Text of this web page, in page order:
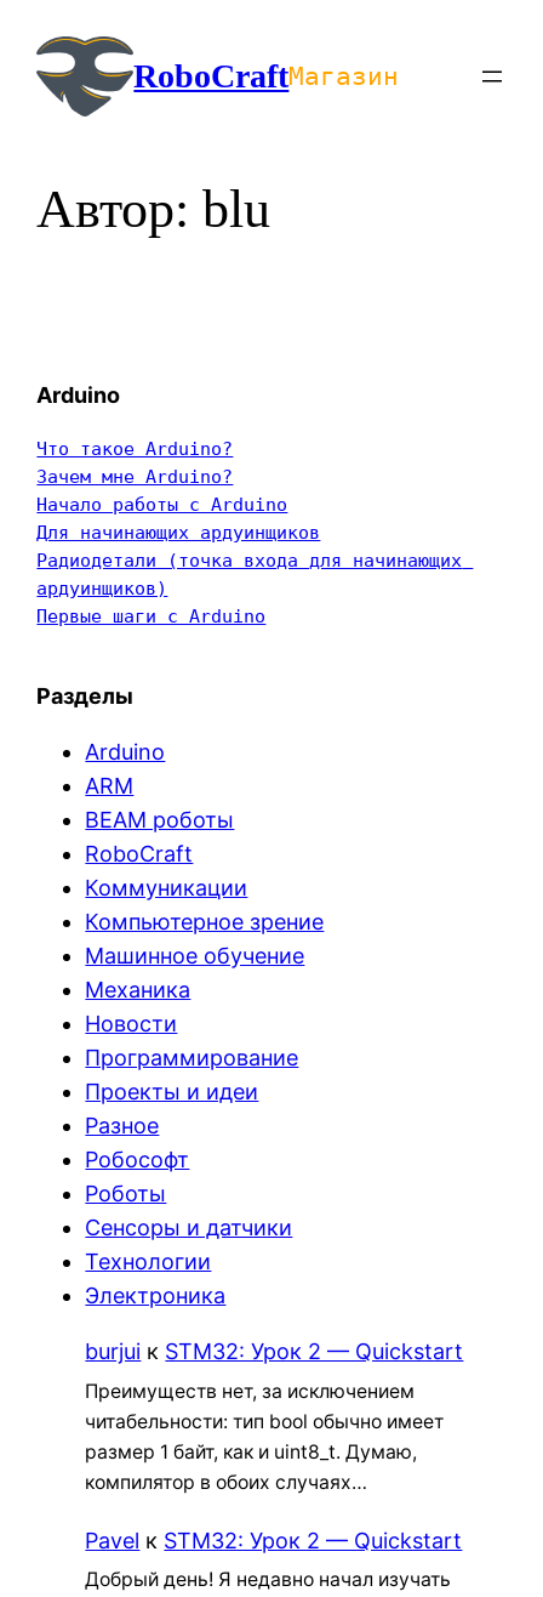
содержимомуRoboCraftМагазин
Автор:blu
Arduino
Что такое Arduino?
Зачем мне Arduino?
Начало работы с Arduino
Для начинающих ардуинщиков
Радиодетали (точка входа для начинающих
ардуинщиков)
Первые шаги с Arduino
Разделы
Arduino
ARM
BEAM роботы
RoboCraft
Коммуникации
Компьютерное зрение
Машинное обучение
Механика
Новости
Программирование
Проекты и идеи
Разное
Робософт
Роботы
Сенсоры и датчики
Технологии
Электроника
burjui к STM32: Урок 2 — Quickstart
Преимуществ нет, за исключением
читабельности: тип bool обычно имеет
размер 1 байт, как и uint8_t. Думаю,
компилятор в обоих случаях…
Pavel к STM32: Урок 2 — Quickstart
Добрый день! Я недавно начал изучать